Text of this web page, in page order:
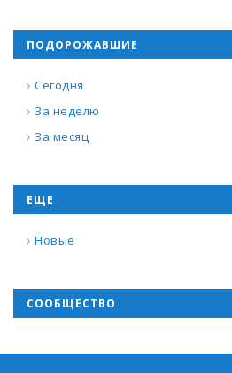
ПОДОРОЖАВШИЕ
Сегодня
За неделю
За месяц
ЕЩЕ
Новые
СООБЩЕСТВО